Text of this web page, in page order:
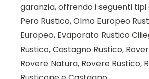
garanzia, offrendo i seguenti tipi
Pero Rustico, Olmo Europeo
Europeo, Evaporato Rustico
Rustico, Castagno Rustico,
Rovere Natura, Rovere Rustico,